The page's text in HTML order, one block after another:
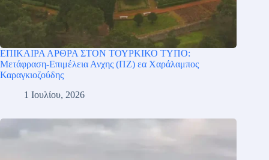
ΕΠΙΚΑΙΡΑ ΑΡΘΡΑ ΣΤΟΝ ΤΟΥΡΚΙΚΟ ΤΥΠΟ:
Μετάφραση-Επιμέλεια Ανχης (ΠΖ) εα Χαράλαμπος
Καραγκιοζούδης
1 Ιουλίου, 2026